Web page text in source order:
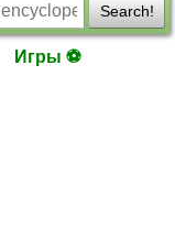
Search!
Игры ⚽